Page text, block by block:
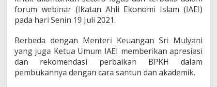
g
D
n
a
H
a
j
forum webinar (Ikatan Ahli Ekonomi Islam (IAEI)
pada hari Senin 19 Juli 2021.
Berbeda dengan Menteri Keuangan Sri Mulyani
yang juga Ketua Umum IAEI memberikan apresiasi
dan rekomendasi perbaikan BPKH dalam
pembukannya dengan cara santun dan akademik.